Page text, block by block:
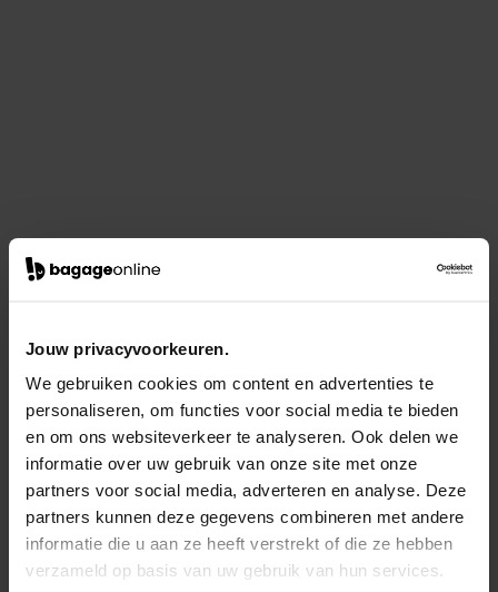
Jouw privacyvoorkeuren.
We gebruiken cookies om content en advertenties te
personaliseren, om functies voor social media te bieden
en om ons websiteverkeer te analyseren. Ook delen we
informatie over uw gebruik van onze site met onze
partners voor social media, adverteren en analyse. Deze
partners kunnen deze gegevens combineren met andere
informatie die u aan ze heeft verstrekt of die ze hebben
verzameld op basis van uw gebruik van hun services.